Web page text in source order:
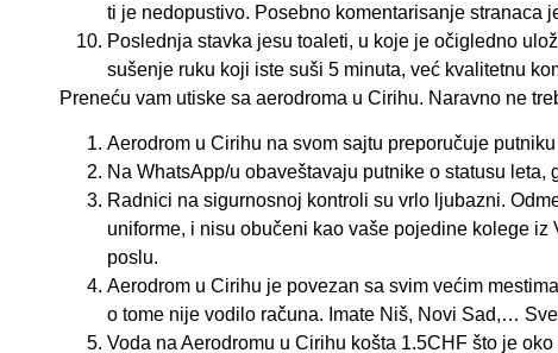
ti je nedopustivo. Posebno komentarisanje stranaca
Poslednja stavka jesu toaleti, u koje je očigledno
sušenje ruku koji iste suši 5 minuta, već kvalitetnu
Preneću vam utiske sa aerodroma u Cirihu. Naravno ne
Aerodrom u Cirihu na svom sajtu preporučuje
Na WhatsApp/u obaveštavaju putnike o statusu leta,
Radnici na sigurnosnoj kontroli su vrlo ljubazni.
uniforme, i nisu obučeni kao vaše pojedine kolege
poslu.
Aerodrom u Cirihu je povezan sa svim većim
o tome nije vodilo računa. Imate Niš, Novi Sad,…
Voda na Aerodromu u Cirihu košta 1.5CHF što je